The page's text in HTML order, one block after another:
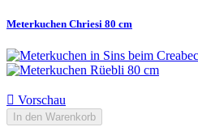
Meterkuchen Chriesi 80 cm
 Vorschau
In den Warenkorb